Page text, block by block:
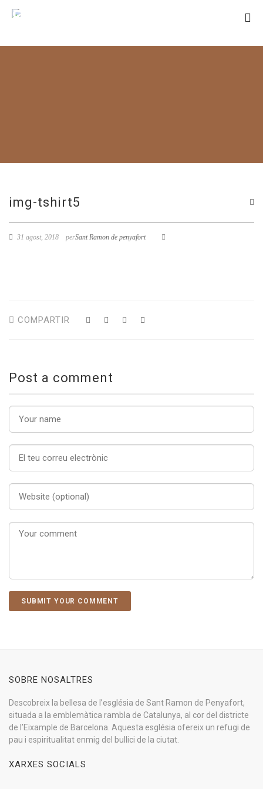
img-tshirt5
31 agost, 2018 perSant Ramon de penyafort
COMPARTIR
Post a comment
SOBRE NOSALTRES
Descobreix la bellesa de l’església de Sant Ramon de Penyafort,
situada a la emblemàtica rambla de Catalunya, al cor del districte
de l’Eixample de Barcelona. Aquesta església ofereix un refugi de
pau i espiritualitat enmig del bullici de la ciutat.
XARXES SOCIALS